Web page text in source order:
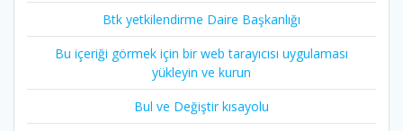
Btk yetkilendirme Daire Başkanlığı
Bu içeriği görmek için bir web tarayıcısı uygulaması
yükleyin ve kurun
Bul ve Değiştir kısayolu